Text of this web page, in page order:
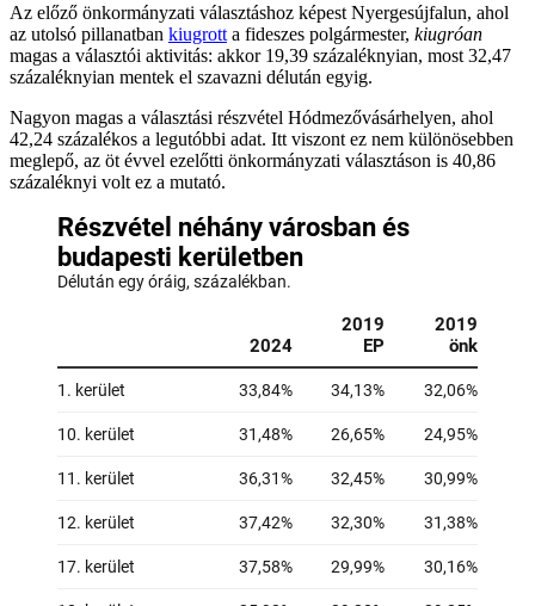
Az előző önkormányzati választáshoz képest Nyergesújfalun, ahol
az utolsó pillanatban kiugrott a fideszes polgármester, kiugróan
magas a választói aktivitás: akkor 19,39 százaléknyian, most 32,47
százaléknyian mentek el szavazni délután egyig.
Nagyon magas a választási részvétel Hódmezővásárhelyen, ahol
42,24 százalékos a legutóbbi adat. Itt viszont ez nem különösebben
meglepő, az öt évvel ezelőtti önkormányzati választáson is 40,86
százaléknyi volt ez a mutató.